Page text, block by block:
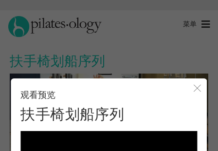
菜单
扶手椅划船序列
观看预览
扶手椅划船序列